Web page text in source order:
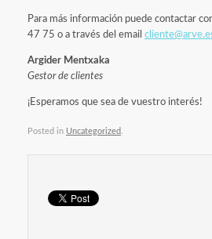
Para más información puede contactar
47 75 o a través del email
Argider Mentxaka
Gestor de clientes
¡Esperamos que sea de vuestro interés!
Posted in Uncategorized